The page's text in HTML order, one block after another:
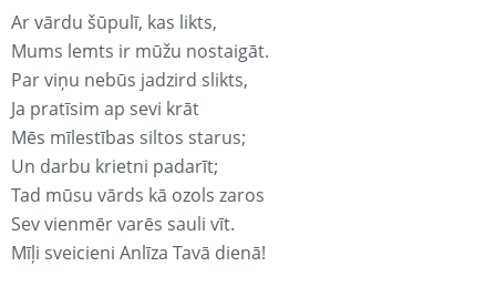
Ar vārdu šūpulī, kas likts,
Mums lemts ir mūžu nostaigāt.
Par viņu nebūs jadzird slikts,
Ja pratīsim ap sevi krāt
Mēs mīlestības siltos starus;
Un darbu krietni padarīt;
Tad mūsu vārds kā ozols zaros
Sev vienmēr varēs sauli vīt.
Mīļi sveicieni Anlīza Tavā dienā!